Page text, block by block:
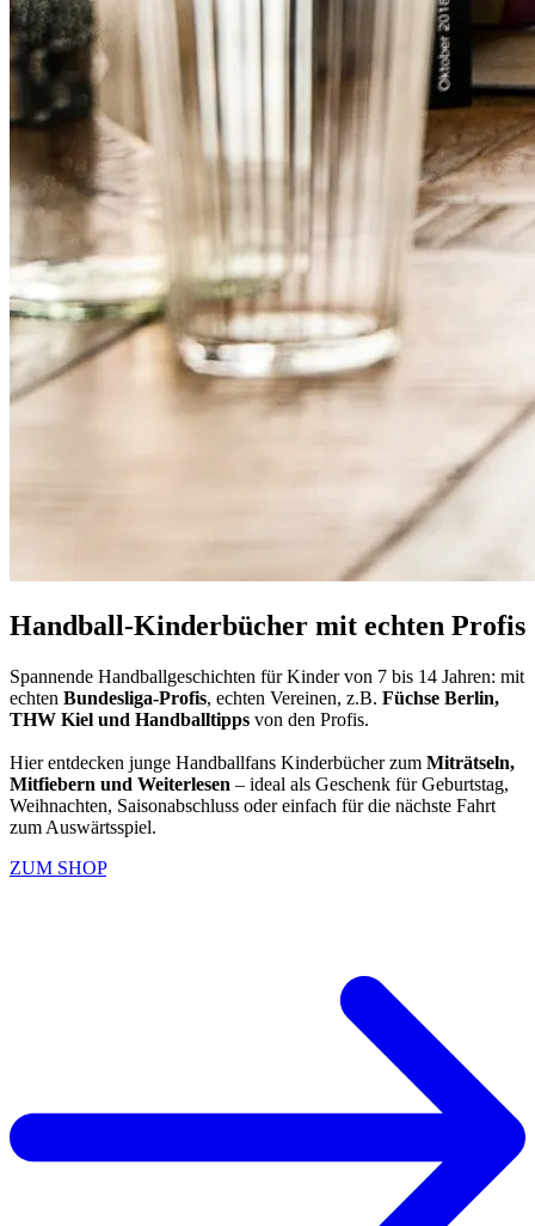
Handball-Kinderbücher mit echten Profis
Spannende Handballgeschichten für Kinder von 7 bis 14 Jahren: mit
echten Bundesliga-Profis, echten Vereinen, z.B. Füchse Berlin,
THW Kiel und Handballtipps von den Profis.
Hier entdecken junge Handballfans Kinderbücher zum Miträtseln,
Mitfiebern und Weiterlesen – ideal als Geschenk für Geburtstag,
Weihnachten, Saisonabschluss oder einfach für die nächste Fahrt
zum Auswärtsspiel.
ZUM SHOP